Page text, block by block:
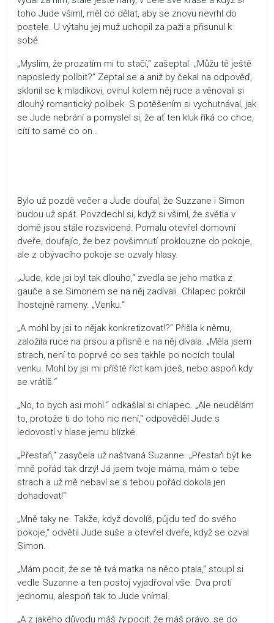
toho Jude všiml, měl co dělat, aby se znovu nevrhl do
postele. U výtahu jej muž uchopil za paži a přisunul k
sobě.
„Myslím, že prozatím mi to stačí,“ zašeptal. „Můžu tě ještě
naposledy políbit?“ Zeptal se a aniž by čekal na odpověď,
sklonil se k mladíkovi, ovinul kolem něj ruce a věnovali si
dlouhý romantický polibek. S potěšením si vychutnával, jak
se Jude nebrání a pomyslel si, že ať ten kluk říká co chce,
cítí to samé co on…
Bylo už pozdě večer a Jude doufal, že Suzzane i Simon
budou už spát. Povzdechl si, když si všiml, že světla v
domě jsou stále rozsvícená. Pomalu otevřel domovní
dveře, doufajíc, že bez povšimnutí proklouzne do pokoje,
ale z obývacího pokoje se ozvaly hlasy.
„Jude, kde jsi byl tak dlouho,“ zvedla se jeho matka z
gauče a se Simonem se na něj zadívali. Chlapec pokrčil
lhostejně rameny. „Venku.“
„A mohl by jsi to nějak konkretizovat!?“ Přišla k němu,
založila ruce na prsou a přísně e na něj dívala. „Měla jsem
strach, není to poprvé co ses takhle po nocích toulal
venku. Mohl by jsi mi příště říct kam jdeš, nebo aspoň kdy
se vrátíš.“
„No, to bych asi mohl.“ odkašlal si chlapec. „Ale neudělám
to, protože ti do toho nic není,“ odpověděl Jude s
ledovostí v hlase jemu blízké.
„Přestaň,“ zasyčela už naštvaná Suzanne. „Přestaň být ke
mně pořád tak drzý! Já jsem tvoje máma, mám o tebe
strach a už mě nebaví se s tebou pořád dokola jen
dohadovat!“
„Mně taky ne. Takže, když dovolíš, půjdu teď do svého
pokoje,“ odvětil Jude suše a otevřel dveře, když se ozval
Simon.
„Mám pocit, že se tě tvá matka na něco ptala,“ stoupl si
vedle Suzanne a ten postoj vyjadřoval vše. Dva proti
jednomu, alespoň tak to Jude vnímal.
„A z jakého důvodu máš typocit, že máš právo, se do